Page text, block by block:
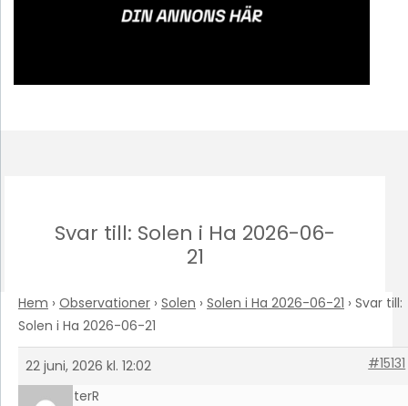
Svar till: Solen i Ha 2026-06-
21
Hem › Observationer › Solen › Solen i Ha 2026-06-21 › Svar till:
Solen i Ha 2026-06-21
22 juni, 2026 kl. 12:02
#15131
PeterR